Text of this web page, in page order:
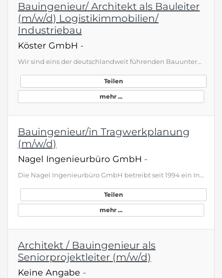
Bauingenieur/ Architekt als Bauleiter
(m/w/d) Logistikimmobilien/
Industriebau
Köster GmbH -
Wir sind eins der deutschlandweit führenden Bauunternehmen im Hoch- und Tiefbau. Was uns als Familienunternehmen ausmacht, ist unser hoher Leistungsanspruch. Bei uns geben über 2.000 Mitarbeitende täglich ihr Bestes, um uns, unsere Kunden und die Branche nach vorn zu bringen. Wenn du gemeinsam mit uns wachsen, zu den Besten deiner Branche gehören und die Zukunft des Bauens möglich machen willst, dann kannst du Köster – und im Gegenzug eine ganze Menge von uns erwarten. Komm zu uns ins Team! Bau…
Teilen
mehr ...
Bauingenieur/in Tragwerkplanung
(m/w/d)
Nagel Ingenieurbüro GmbH -
Die Nagel Ingenieurbüro GmbH betreibt seit 1994 ein Ingenieurbüro für das Bauwesen mit den Schwerpunkten Industrie- und Gewerbebau, Tragwerksplanung und Brandschutz an der Westküste in Schleswig Holstein. Der hohe Ausbildungsstand, der auch durch ständige Fortbildung der Mitarbeiter getragen wird, gepaart mit der langjährigen Erfahrung unseres Teams, tragen zum hohen Qualitätsstandart der Planung der daraus erstellten Bauwerke, letztlich zum wirtschaftlichen Erfolg unserer Kunden bei. JLFT1_DE
Teilen
mehr ...
Architekt / Bauingenieur als
Seniorprojektleiter (m/w/d)
Keine Angabe -